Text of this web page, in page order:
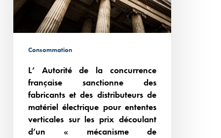
française
sanctionne
des
distributeurs
matériel
électrique
Consommation
L’ Autorité de la concurrence
française sanctionne des
fabricants et des distributeurs de
matériel électrique pour ententes
verticales sur les prix découlant
d’un « mécanisme de